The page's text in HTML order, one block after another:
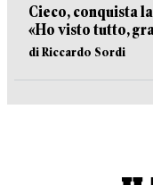
Cieco, conquista
«Ho visto tutto,
di Riccardo Sordi